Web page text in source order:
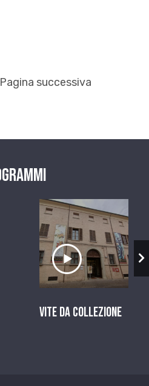
Pagina successiva
Ascolta il
Vite da Collezione